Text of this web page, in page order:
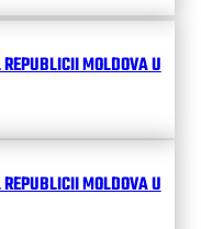
MOLDOVA U
MOLDOVA U